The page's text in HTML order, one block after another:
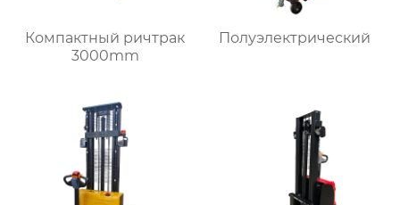
Компактный ричтрак
3000mm
Полуэлектрический